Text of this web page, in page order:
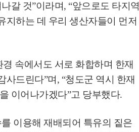
갈 것”이라며, “앞으로도 타지역
지하는 데 우리 생산자들이 먼저
속에서도 서로 화합하며 한재
사드린다”며 , “청도군 역시 한재
이어나가겠다”고 당부했다.
이용해 재배되어 특유의 짙은